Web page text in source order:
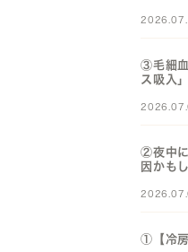
③毛細血
ス吸入
②夜中
因かも
①【冷房